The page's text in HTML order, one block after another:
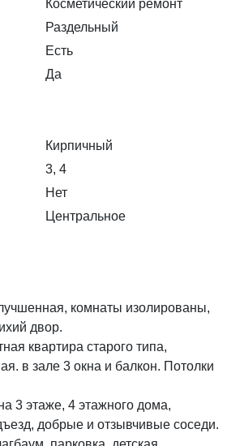
Косметический ремонт
Раздельный
Есть
Да
Кирпичный
3, 4
Нет
Центральное
комнаты изолированы,
двор.
квартира старого типа,
в зале 3 окна и балкон. Потолки
3 этаже, 4 этажного дома,
добрые и отзывчивые соседи.